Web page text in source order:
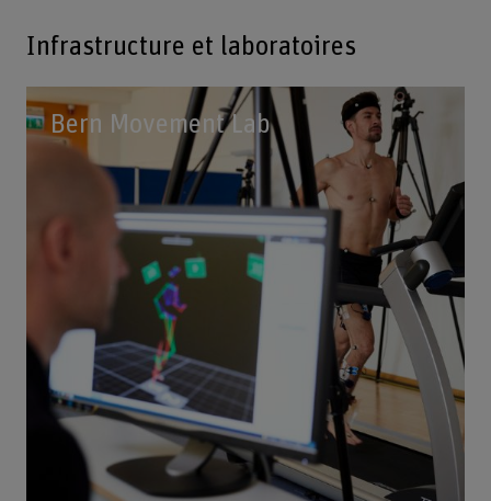
Infrastructure et laboratoires
Bern Movement Lab